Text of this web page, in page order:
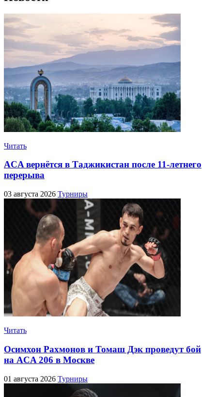
Читать
ACA вернётся в Таджикистан после 11-летнего
перерыва
03 августа 2026 Турниры
Читать
Осимхон Рахмонов и Томаш Дэк проведут бой
на ACA 206 в Москве
01 августа 2026 Турниры